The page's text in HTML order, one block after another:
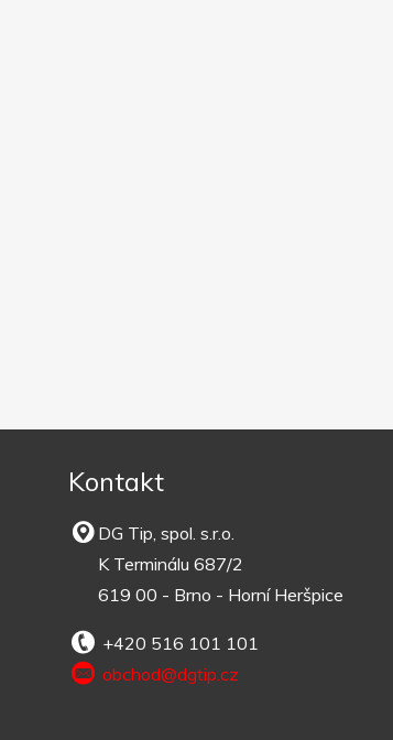
Kontakt
DG Tip, spol. s.r.o.
K Terminálu 687/2
619 00 - Brno - Horní Heršpice
+420 516 101 101
obchod@dgtip.cz